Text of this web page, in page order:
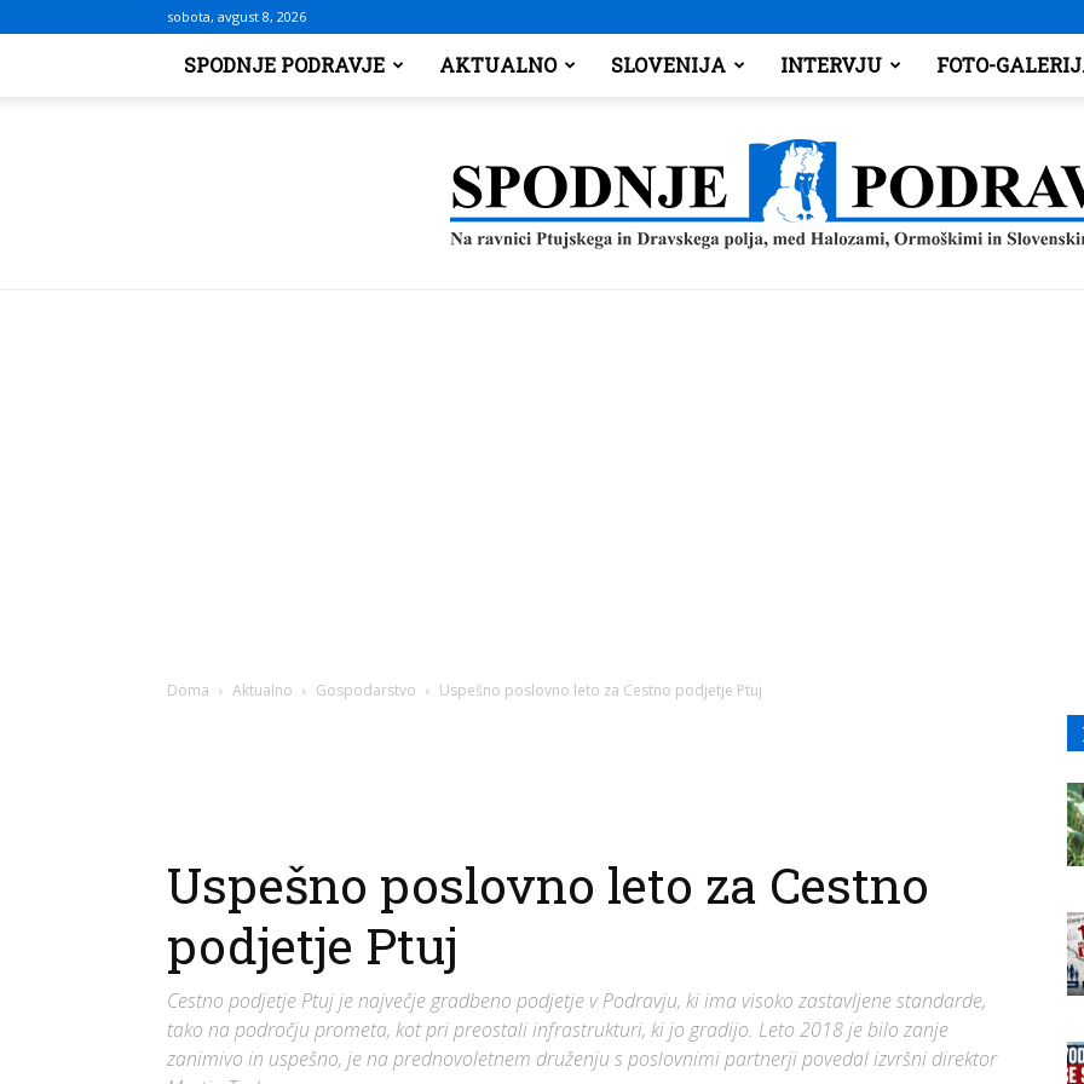
sobota, avgust 8, 2026
SPODNJE PODRAVJE AKTUALNO SLOVENIJA INTERVJU FOTO-
Doma Aktualno Gospodarstvo Uspešno poslovno leto za Cestno podjetje Ptuj
Uspešno poslovno leto za Cestno
podjetje Ptuj
Cestno podjetje Ptuj je največje gradbeno podjetje v Podravju, ki ima visoko zastavljene standarde,
tako na področju prometa, kot pri preostali infrastrukturi, ki jo gradijo. Leto 2018 je bilo zanje
zanimivo in uspešno, je na prednovoletnem druženju s poslovnimi partnerji povedal izvršni direktor